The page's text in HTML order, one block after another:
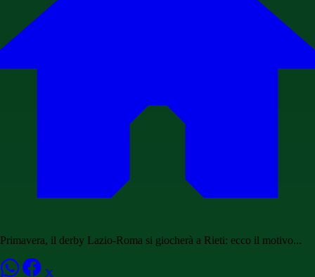
Primavera, il derby Lazio-Roma si giocherà a Rieti: ecco il motivo...